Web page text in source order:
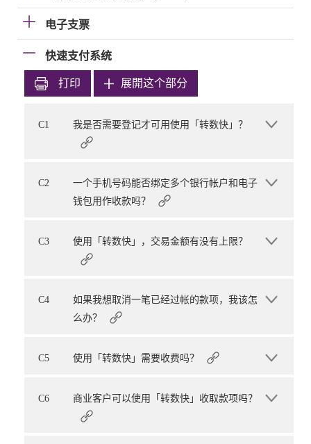
电子支票
快速支付系统
打印 展開这个部分
C1 我是否需要登记才可用使用「转数快」？
C2
一个手机号码能否绑定多个银行帐户和电子
钱包用作收款吗？
C3 使用「转数快」，交易金额有没有上限？
C4
如果我想取消一笔已经过帐的款项，我该怎
么办？
C5 使用「转数快」需要收费吗？
C6 商业客户可以使用「转数快」收取款项吗？